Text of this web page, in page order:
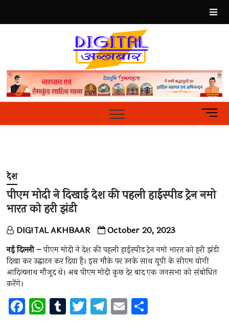
content
Hindi
News
PortalM
e
t
o
देश
पीएम मोदी ने दिखाई देश की पहली हाईस्पीड ट्रेन नमो
भारत को हरी झंडी
DIGITAL AKHBAAR October 20, 2023
नई दिल्ली –पीएम मोदी ने देश की पहली हाईस्पीड ट्रेन नमो भारत को हरी झंडी
दिखा कर उद्घाटन कर दिया है। इस मौके पर उनके साथ यूपी के सीएम योगी
आदित्यनाथ मौजूद थे। अब पीएम मोदी कुछ देर बाद एक जनसभा को संबोधित
करेंगे।
F
a
W
h
T
u
T
wi
T
el
E
m